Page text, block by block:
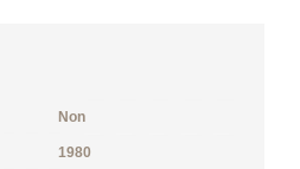
Non
1980